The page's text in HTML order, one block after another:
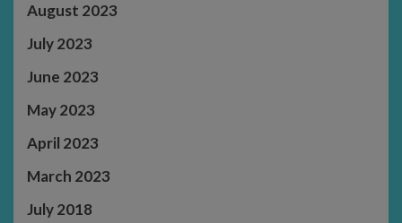
August 2023
July 2023
June 2023
May 2023
April 2023
March 2023
July 2018